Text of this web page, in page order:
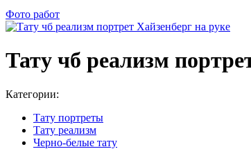
Фото работ
Тату чб реализм
Категории:
Тату портреты
Тату реализм
Черно-белые тату